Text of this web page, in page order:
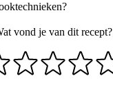
?
vond je van dit recept?